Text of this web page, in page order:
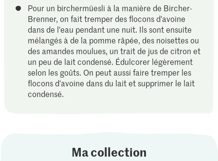
Pour un birchermüesli à la manière de Bircher-
Brenner, on fait tremper des flocons d'avoine
dans de l'eau pendant une nuit. Ils sont ensuite
mélangés à de la pomme râpée, des noisettes ou
des amandes moulues, un trait de jus de citron et
un peu de lait condensé. Édulcorer légèrement
selon les goûts. On peut aussi faire tremper les
flocons d'avoine dans du lait et supprimer le lait
condensé.
Ma collection